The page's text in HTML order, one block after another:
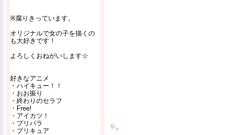
※腐りきっています。
オリジナルで女の子を描くの
も大好きです！
よろしくおねがいします☆
好きなアニメ
・ハイキュー！！
・おお振り
・終わりのセラフ
・Free!
・アイカツ！
・プリパラ
・プリキュア